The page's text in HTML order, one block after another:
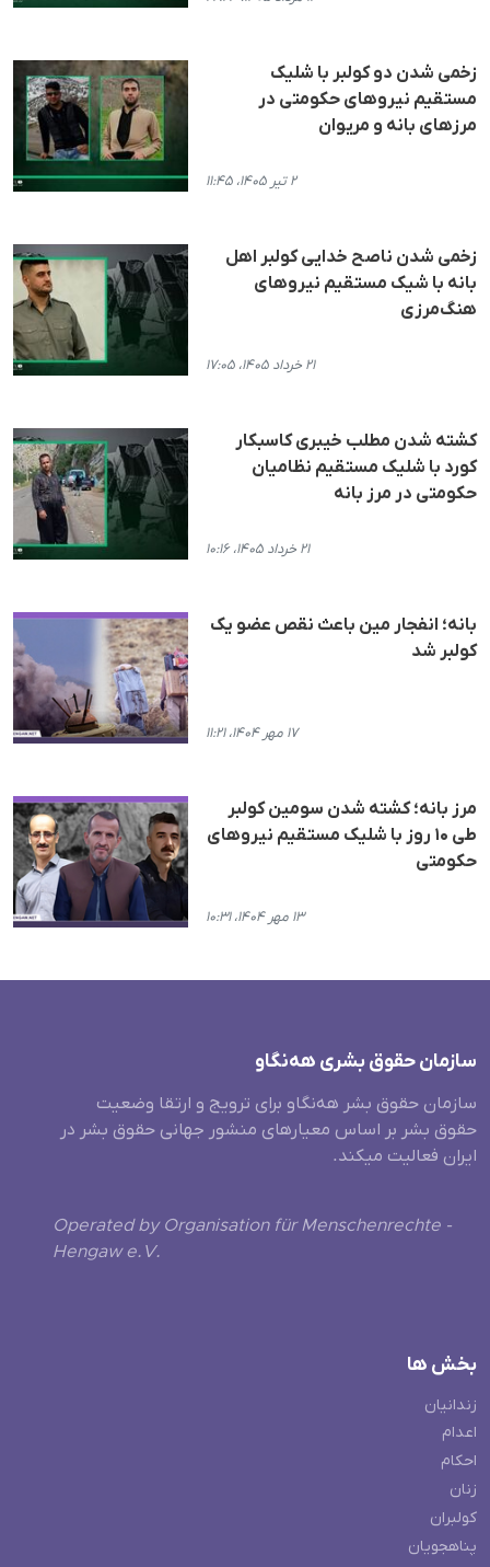
زخمی شدن دو کولبر با شلیک
مستقیم نیروهای حکومتی در
مرزهای بانه و مریوان
۲ تیر ۱۴۰۵، ۱۱:۴۵
زخمی شدن ناصح خدایی کولبر اهل
بانه با شیک مستقیم نیروهای
هنگ‌مرزی
۲۱ خرداد ۱۴۰۵، ۱۷:۰۵
کشته شدن مطلب خیبری کاسبکار
کورد با شلیک مستقیم نظامیان
حکومتی در مرز بانه
۲۱ خرداد ۱۴۰۵، ۱۰:۱۶
بانه؛ انفجار مین باعث نقص عضو یک
کولبر شد
۱۷ مهر ۱۴۰۴، ۱۱:۲۱
مرز بانه؛ کشته شدن سومین کولبر
طی ۱۰ روز با شلیک مستقیم نیروهای
حکومتی
۱۳ مهر ۱۴۰۴، ۱۰:۳۱
سازمان حقوق بشری هەنگاو
سازمان حقوق بشر هه‌نگاو برای ترویج و ارتقا وضعیت
حقوق بشر بر اساس معیارهای منشور جهانی حقوق بشر در
ایران فعالیت میکند.
Operated by Organisation für Menschenrechte -
Hengaw e.V.
بخش ها
زندانیان
اعدام
احکام
زنان
کولبران
پناهجویان